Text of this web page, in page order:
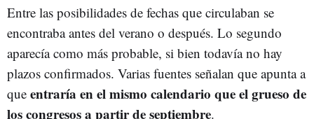
Entre las posibilidades de fechas que circulaban se
encontraba antes del verano o después. Lo segundo
aparecía como más probable, si bien todavía no hay
plazos confirmados. Varias fuentes señalan que apunta a
que entraría en el mismo calendario que el grueso de
los congresos a partir de septiembre.